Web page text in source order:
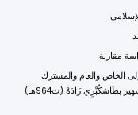
والعام والمشترك
والمؤول تأليف اِلعَلاَّمَةِ عصام الدين أحمد بن مصطفى الشهير بطَاشكُبْرِي زَادَهْ (ت964هـ)